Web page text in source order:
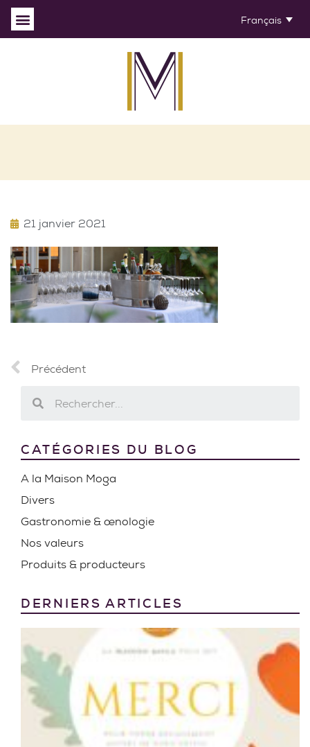
Français
21 janvier 2021
Précédent
CATÉGORIES DU BLOG
A la Maison Moga
Divers
Gastronomie & œnologie
Nos valeurs
Produits & producteurs
DERNIERS ARTICLES